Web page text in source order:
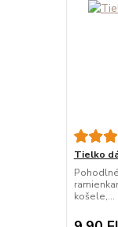
Tielko
košele,...